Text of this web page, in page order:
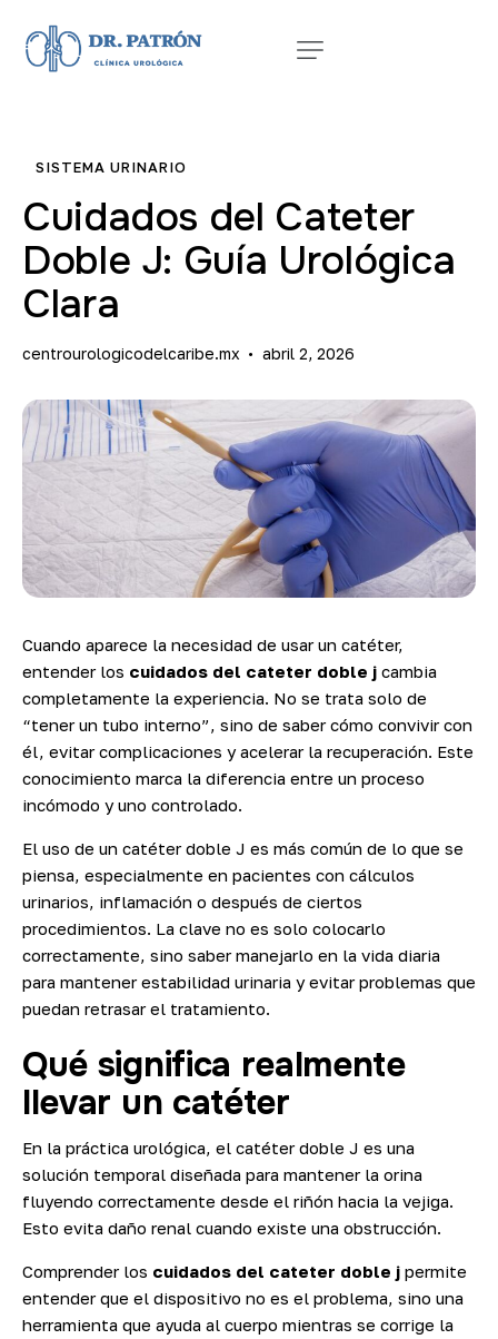
SISTEMA URINARIO
Cuidados del Cateter
Doble J: Guía Urológica
Clara
centrourologicodelcaribe.mx abril 2, 2026
Cuando aparece la necesidad de usar un catéter,
entender los cuidados del cateter doble j cambia
completamente la experiencia. No se trata solo de
“tener un tubo interno”, sino de saber cómo convivir con
él, evitar complicaciones y acelerar la recuperación. Este
conocimiento marca la diferencia entre un proceso
incómodo y uno controlado.
El uso de un catéter doble J es más común de lo que se
piensa, especialmente en pacientes con cálculos
urinarios, inflamación o después de ciertos
procedimientos. La clave no es solo colocarlo
correctamente, sino saber manejarlo en la vida diaria
para mantener estabilidad urinaria y evitar problemas que
puedan retrasar el tratamiento.
Qué significa realmente
llevar un catéter
En la práctica urológica, el catéter doble J es una
solución temporal diseñada para mantener la orina
fluyendo correctamente desde el riñón hacia la vejiga.
Esto evita daño renal cuando existe una obstrucción.
Comprender los cuidados del cateter doble j permite
entender que el dispositivo no es el problema, sino una
herramienta que ayuda al cuerpo mientras se corrige la